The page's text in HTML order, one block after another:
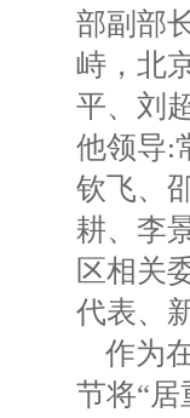
部副部
峙，北
平、刘
他领导:
钦飞、
耕、李
区相关
代表、
作为
节将“